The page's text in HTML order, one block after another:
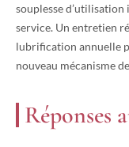
souplesse
service. Un entretien
lubrification annuelle
nouveau mécanisme
Réponses